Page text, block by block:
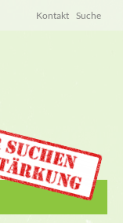
Kontakt Suche